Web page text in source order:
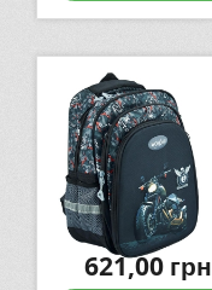
621,00грн